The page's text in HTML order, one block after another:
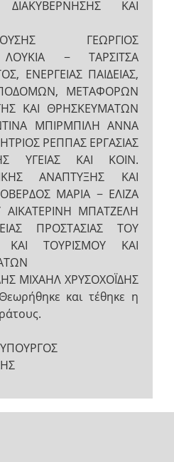
ΚΑΙ
ΓΕΩΡΓΙΟΣ
ΛΟΥΚΙΑ − ΤΑΡΣΙΤΣΑ
ΕΝΕΡΓΕΙΑΣ ΠΑΙΔΕΙΑΣ,
ΜΕΤΑΦΟΡΩΝ
ΚΑΙ ΘΡΗΣΚΕΥΜΑΤΩΝ
ΜΠΙΡΜΠΙΛΗ ΑΝΝΑ
ΡΕΠΠΑΣ ΕΡΓΑΣΙΑΣ
ΥΓΕΙΑΣ ΚΑΙ ΚΟΙΝ.
ΑΝΑΠΤΥΞΗΣ ΚΑΙ
ΜΑΡΙΑ − ΕΛΙΖΑ
ΜΠΑΤΖΕΛΗ
ΠΡΟΣΤΑΣΙΑΣ ΤΟΥ
ΚΑΙ ΤΟΥΡΙΣΜΟΥ ΚΑΙ
ΜΙΧΑΗΛ ΧΡΥΣΟΧΟΪΔΗΣ
και τέθηκε η
ΥΠΟΥΡΓΟΣ